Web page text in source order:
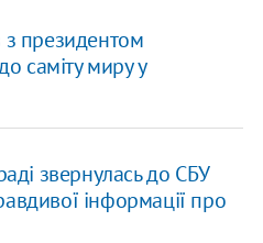
президентом
саміту миру у
звернулась до СБУ
інформації про